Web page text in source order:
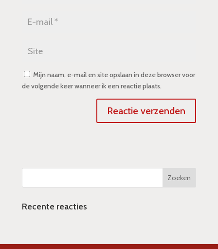
Mijn naam, e-mail en site opslaan in deze browser voor
de volgende keer wanneer ik een reactie plaats.
Recente reacties